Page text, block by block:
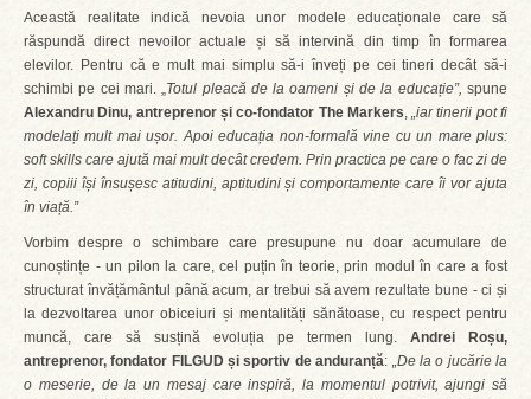
Această realitate indică nevoia unor modele educaționale care să
răspundă direct nevoilor actuale și să intervină din timp în formarea
elevilor. Pentru că e mult mai simplu să-i înveți pe cei tineri decât să-i
schimbi pe cei mari. „Totul pleacă de la oameni și de la educație”,spune
Alexandru Dinu, antreprenor și co-fondator The Markers,„iar tinerii pot fi
modelați mult mai ușor. Apoi educația non-formală vine cu un mare plus:
soft skills care ajută mai mult decât credem. Prin practica pe care o fac zi de
zi, copiii își însușesc atitudini, aptitudini și comportamente care îi vor ajuta
în viață.”
Vorbim despre o schimbare care presupune nu doar acumulare de
cunoștințe - un pilon la care, cel puțin în teorie, prin modul în care a fost
structurat învățământul până acum, ar trebui să avem rezultate bune - ci și
la dezvoltarea unor obiceiuri și mentalități sănătoase, cu respect pentru
muncă, care să susțină evoluția pe termen lung. Andrei Roșu,
antreprenor, fondator FILGUD și sportiv de anduranță: „De la o jucărie la
o meserie, de la un mesaj care inspiră, la momentul potrivit, ajungi să